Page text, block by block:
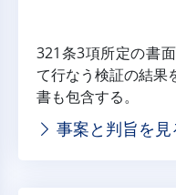
321条3項所定の書
て行なう検証の結果
書も包含する。
事案と判旨を見